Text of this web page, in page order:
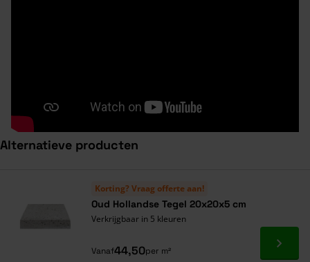
Alternatieve producten
Korting? Vraag offerte aan!
Oud Hollandse Tegel 20x20x5 cm
Verkrijgbaar in 5 kleuren
Vanaf44,50per m² Ga